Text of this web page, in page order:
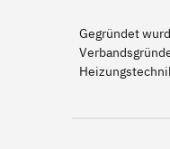
Gegründet